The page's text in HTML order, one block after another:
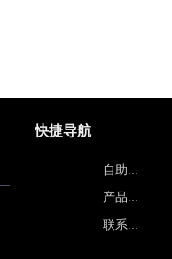
快捷导航
自助报修
产品画册
联系我们